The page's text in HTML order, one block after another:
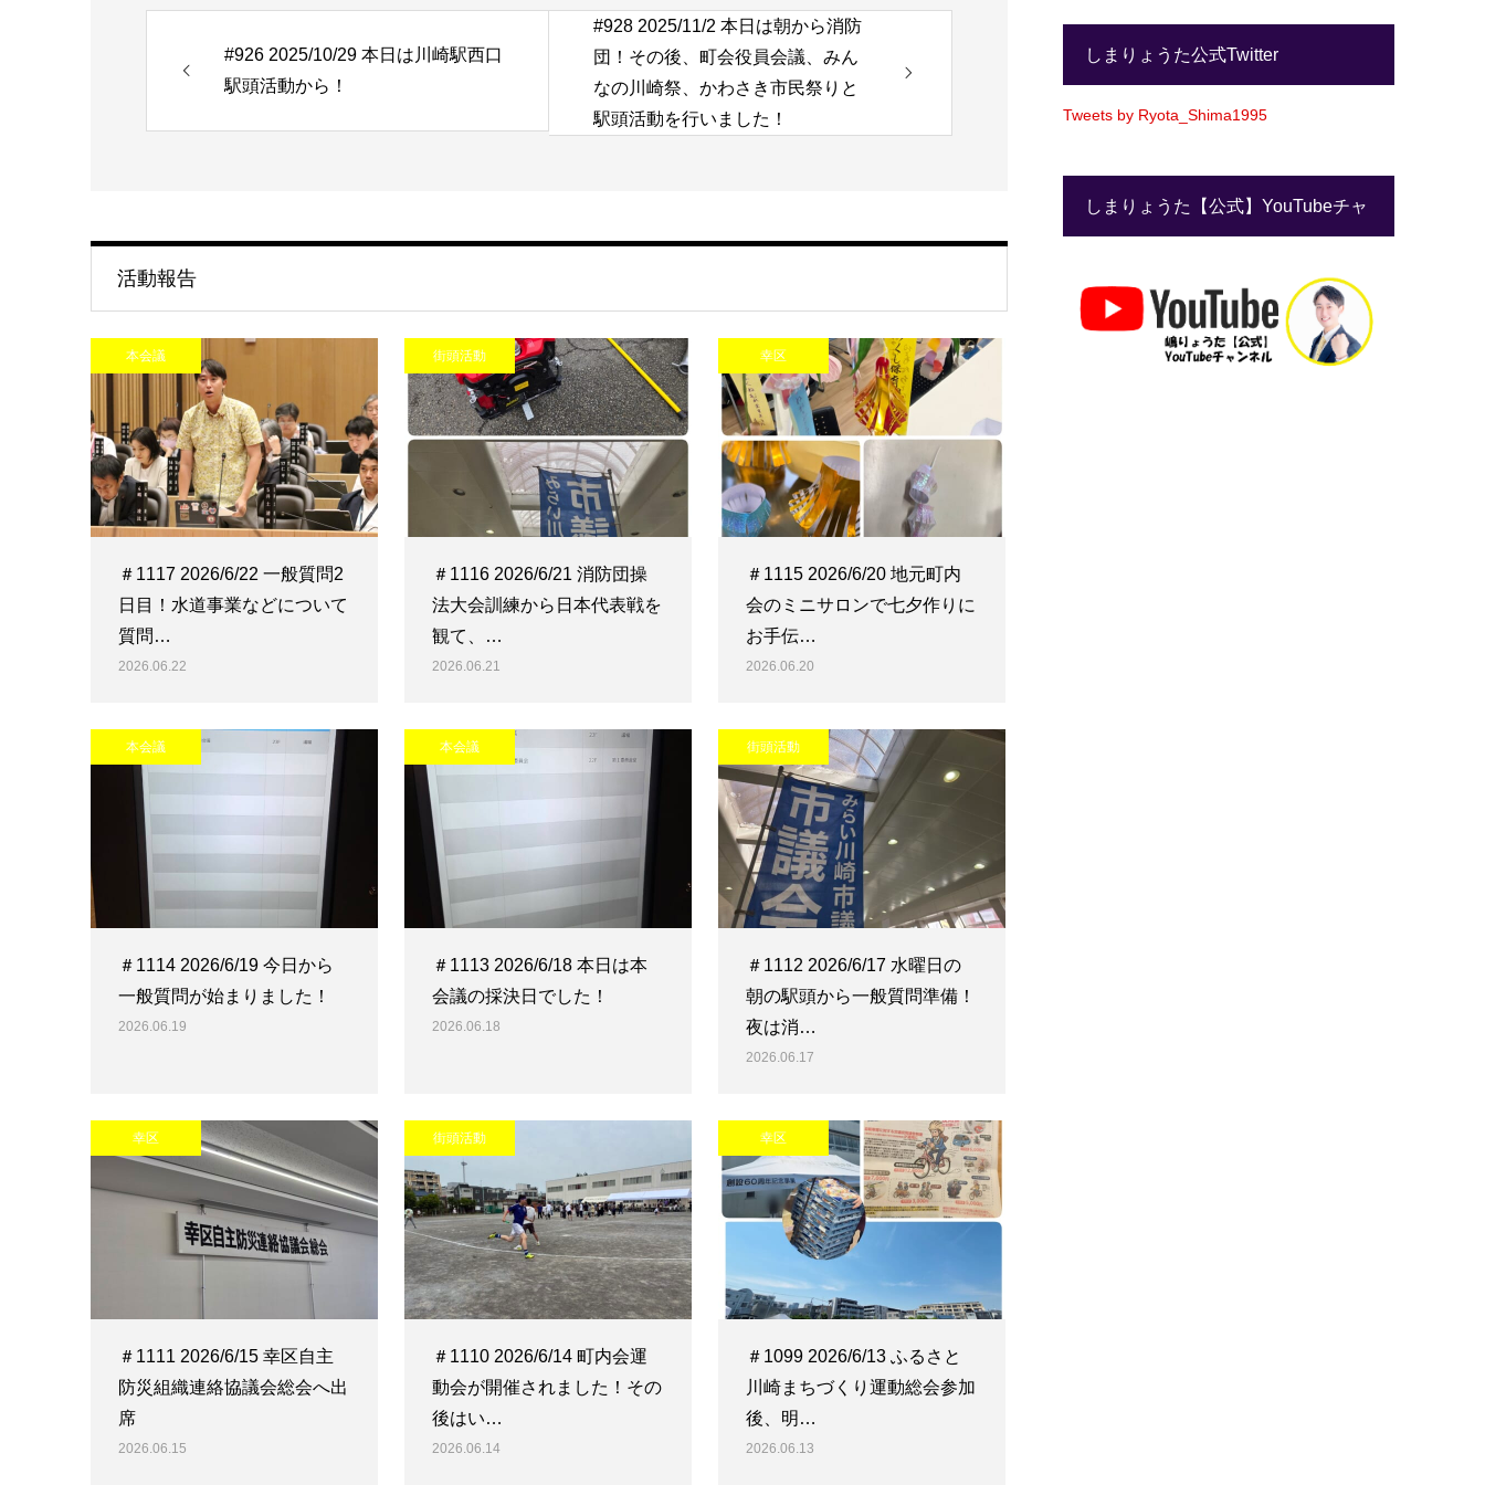
#926 2025/10/29 本日は川崎駅西口
駅頭活動から！
#928 2025/11/2 本日は朝から消防
団！その後、町会役員会議、みん
なの川崎祭、かわさき市民祭りと
駅頭活動を行いました！
活動報告
本会議
＃1117 2026/6/22 一般質問2
日目！水道事業などについて
質問…
2026.06.22
街頭活動
＃1116 2026/6/21 消防団操
法大会訓練から日本代表戦を
観て、…
2026.06.21
幸区
＃1115 2026/6/20 地元町内
会のミニサロンで七夕作りに
お手伝…
2026.06.20
本会議
＃1114 2026/6/19 今日から
一般質問が始まりました！
2026.06.19
本会議
＃1113 2026/6/18 本日は本
会議の採決日でした！
2026.06.18
街頭活動
＃1112 2026/6/17 水曜日の
朝の駅頭から一般質問準備！
夜は消…
2026.06.17
幸区
＃1111 2026/6/15 幸区自主
防災組織連絡協議会総会へ出
席
2026.06.15
街頭活動
＃1110 2026/6/14 町内会運
動会が開催されました！その
後はい…
2026.06.14
幸区
＃1099 2026/6/13 ふるさと
川崎まちづくり運動総会参加
後、明…
2026.06.13
しまりょうた公式Twitter
Tweets by Ryota_Shima1995
しまりょうた【公式】YouTubeチャ